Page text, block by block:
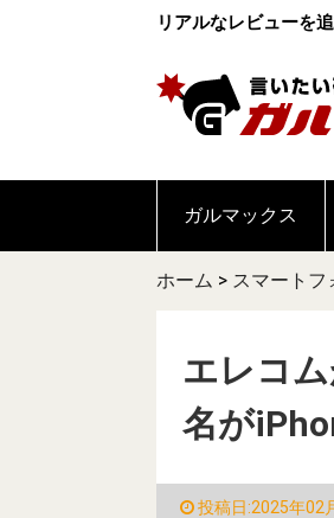
リアルなレビューを
ガルマックス
ホーム > スマートフ
エレコ
名が
投稿日:2025年02